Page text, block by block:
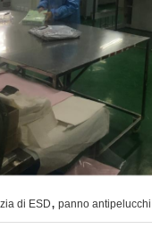
di ESD, panno